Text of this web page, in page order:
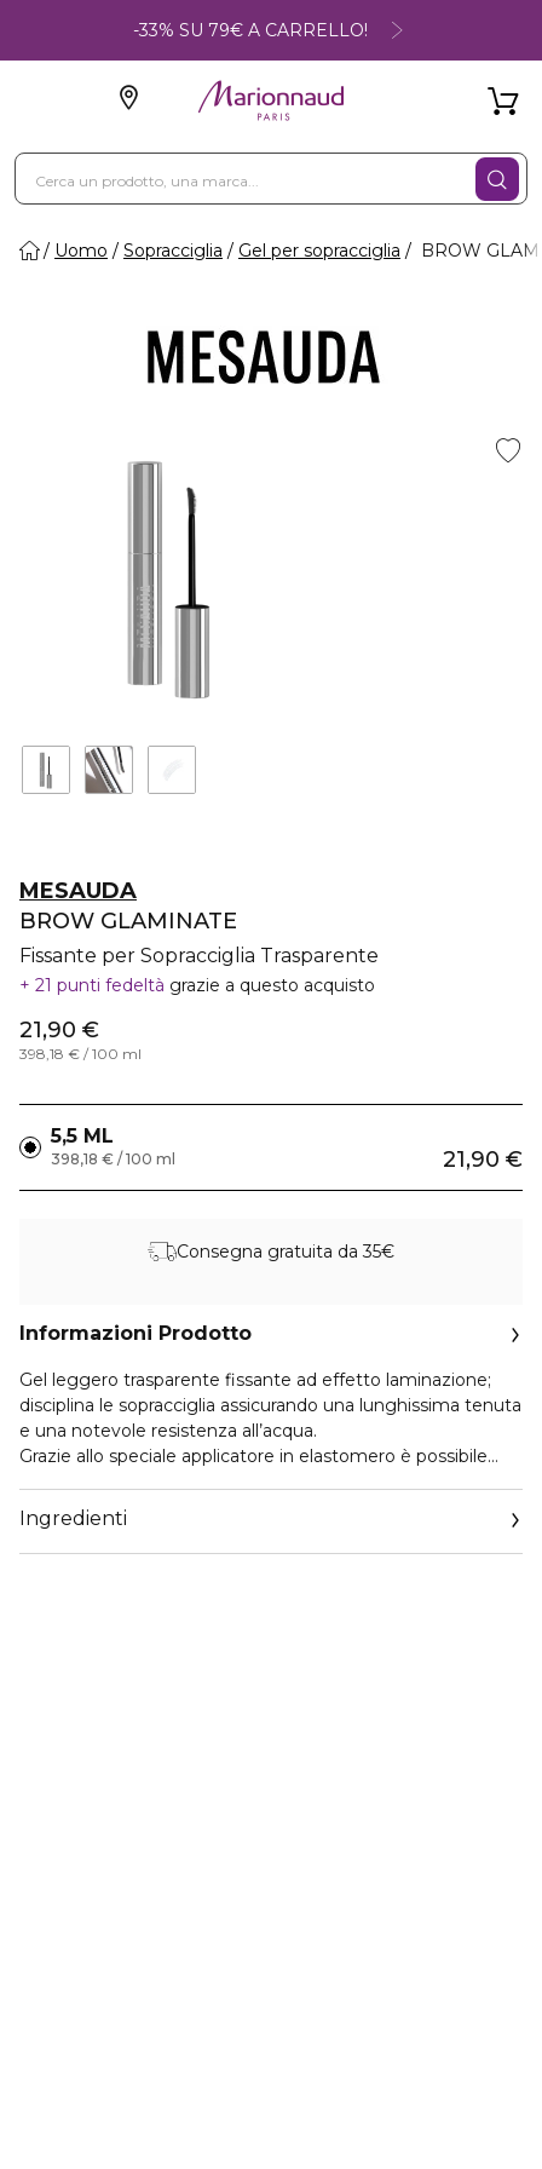
-33% SU 79€ A CARRELLO!
Uomo Sopracciglia Gel per sopracciglia BROW
MESAUDA
BROW GLAMINATE
Fissante per Sopracciglia Trasparente
21 punti fedeltà grazie a questo acquisto
21,90 €
398,18 € / 100 ml
5,5 ML
21,90 €
398,18 € / 100 ml
Consegna gratuita da 35€
Informazioni Prodotto
Gel leggero trasparente fissante ad effetto laminazione;
disciplina le sopracciglia assicurando una lunghissima tenuta
e una notevole resistenza all’acqua.
Grazie allo speciale applicatore in elastomero è possibile
punte, anche le più piccole.
Ingredienti